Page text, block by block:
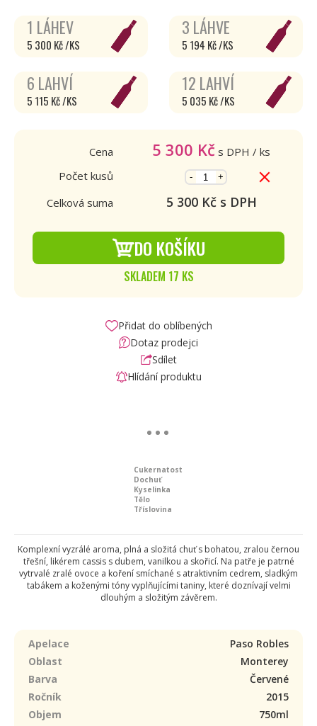
1 LÁHEV
5 300 Kč /KS
3 LÁHVE
5 194 Kč /KS
6 LAHVÍ
5 115 Kč /KS
12 LAHVÍ
5 035 Kč /KS
Cena 5 300 Kč s DPH / ks
Počet kusů
- +
Celková suma 5 300Kč s DPH
DO KOŠÍKU
SKLADEM 17 KS
Přidat do oblíbených
Dotaz prodejci
Sdílet
Hlídání produktu
Cukernatost
Dochuť
Kyselinka
Tělo
Tříslovina
Komplexní vyzrálé aroma, plná a složitá chuť s bohatou, zralou černou
třešní, likérem cassis s dubem, vanilkou a skořicí. Na patře je patrné
vytrvalé zralé ovoce a koření smíchané s atraktivním cedrem, sladkým
tabákem a koženými tóny vyplňujícími taniny, které doznívají velmi
dlouhým a složitým závěrem.
Apelace
Paso Robles
Oblast
Monterey
Barva
Červené
Ročník
2015
Objem
750ml